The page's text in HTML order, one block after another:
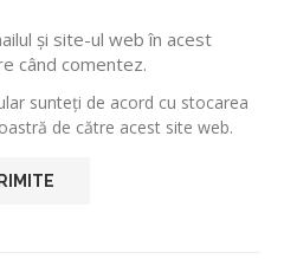
și site-ul web în acest
când comentez.
sunteți de acord cu stocarea
de către acest site web.